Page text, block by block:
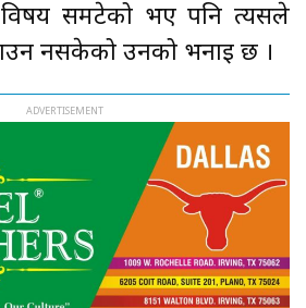
विषय समटेको भए पनि त्यसले
नसकेको उनको भनाइ छ ।